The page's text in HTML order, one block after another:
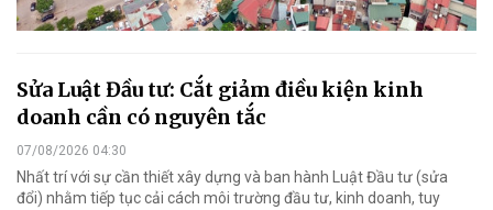
Sửa Luật Đầu tư: Cắt giảm điều kiện kinh
doanh cần có nguyên tắc
07/08/2026 04:30
Nhất trí với sự cần thiết xây dựng và ban hành Luật Đầu tư (sửa
đổi) nhằm tiếp tục cải cách môi trường đầu tư, kinh doanh, tuy